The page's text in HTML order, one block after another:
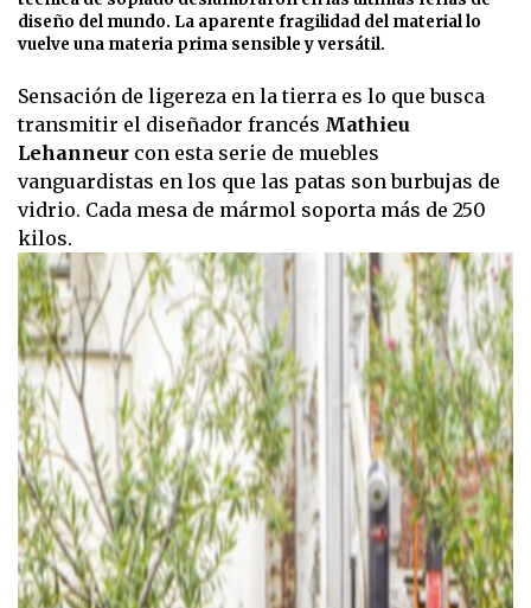
diseño del mundo. La aparente fragilidad del material lo
vuelve una materia prima sensible y versátil.
Sensación de ligereza en la tierra es lo que busca
transmitir el diseñador francés Mathieu
Lehanneur con esta serie de muebles
vanguardistas en los que las patas son burbujas de
vidrio. Cada mesa de mármol soporta más de 250
kilos.